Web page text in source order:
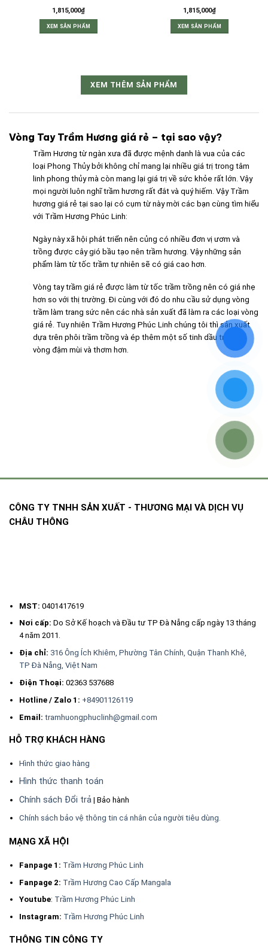
1,815,000₫
XEM SẢN PHẨM
1,815,000₫
XEM SẢN PHẨM
XEM THÊM SẢN PHẨM
Vòng Tay Trầm Hương giá rẻ – tại sao vậy?
Trầm Hương từ ngàn xưa đã được mệnh danh là vua của các
loại Phong Thủy bởi không chỉ mang lại nhiều giá trị trong tâm
linh phong thủy mà còn mang lại giá trị về sức khỏe rất lớn. Vậy
mọi người luôn nghĩ trầm hương rất đắt và quý hiếm. Vậy Trầm
hương giá rẻ tại sao lại có cụm từ này mời các bạn cùng tìm hiểu
với Trầm Hương Phúc Linh:
Ngày này xã hội phát triển nên củng có nhiều đơn vị ươm và
trồng được cây gió bầu tạo nên trầm hương. Vậy những sản
phẩm làm từ tốc trầm tự nhiên sẽ có giá cao hơn.
Vòng tay trầm giá rẻ được làm từ tốc trầm trồng nên có giá nhẹ
hơn so với thị trường. Đi cùng với đó do nhu cầu sử dụng vòng
trầm làm trang sức nên các nhà sản xuất đã làm ra các loại vòng
giá rẻ. Tuy nhiên Trầm Hương Phúc Linh chúng tôi thì sản xuất
dựa trên phôi trầm trồng và ép thêm một số tinh dầu trầm để
vòng đậm mùi và thơm hơn.
Màu sắc:
Đối với các loại vòng trầm hương giá rẻ màu sắc thường có màu xám
đen, màu đen, màu xám vàng có độ bóng hơn so với trầm tự nhiên do
các loại này sẽ có chiều hướng giảm dần với thời gian.
Mùi Hương:
Điểm cộng cho các loại vòng tay trầm giá rẻ là có mùi thơm đậm nhờ
bóng hơn. tuy nhiên về thời gian thì mùi hương sẽ giảm dần vì phôi trầm
là tốc trầm trông. Nên cần phải nấu lại dầu để vòng được giữ trọn
hương thơm.
Cách sử dụng Vòng Trầm Hương giá rẻ?
Vòng tay trầm hương sử dụng như các loại vòng thông thường khác,
mang như một loại trang sức hằng ngày khi đi chơi, đi tiệc. Củng có thể
Khi mang vòng trầm giá rẻ hạn chế sài nước hoa ở vùng cổ tay để tránh
mùi hương nước hoa sẽ làm át đi hương thơm của trầm.
CÔNG TY TNHH SẢN XUẤT - THƯƠNG MẠI VÀ DỊCH VỤ
CHÂU THÔNG
MST: 0401417619
Nơi cấp:Do Sở Kế hoạch và Đầu tư TP Đà Nẵng cấp ngày 13 tháng
4 năm 2011.
Địa chỉ: 316 Ông Ích Khiêm, Phường Tân Chính, Quận Thanh Khê,
TP Đà Nẵng, Việt Nam
Điện Thoại:02363 537688
Hotline / Zalo 1: +84901126119
Email: tramhuongphuclinh@gmail.com
HỖ TRỢ KHÁCH HÀNG
Hình thức giao hàng
Hình thức thanh toán
Chính sách Đổi trả | Bảo hành
Chính sách bảo vệ thông tin cá nhân của người tiêu dùng.
MẠNG XÃ HỘI
Fanpage 1: Trầm Hương Phúc Linh
Fanpage 2: Trầm Hương Cao Cấp Mangala
Youtube: Trầm Hương Phúc Linh
Instagram: Trầm Hương Phúc Linh
THÔNG TIN CÔNG TY